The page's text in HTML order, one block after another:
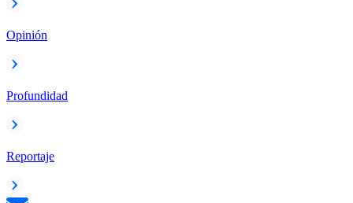
Opinión
Profundidad
Reportaje